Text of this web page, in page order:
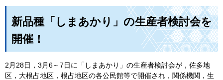
新品種「しまあかり」の生産者検討会を
開催！
2月28日，3月6～7日に「しまあかり」の生産者検討会が，佐多地
区，大根占地区，根占地区の各公民館等で開催され，関係機関，生